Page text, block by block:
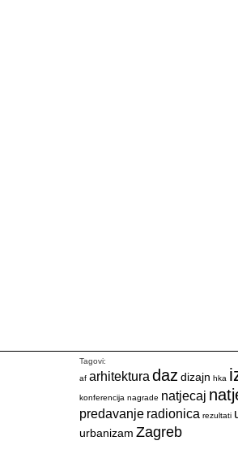
Tagovi:
af arhitektura daz dizajn hka
konferencija nagrade natjecaj
predavanje radionica rezultati
urbanizam Zagreb